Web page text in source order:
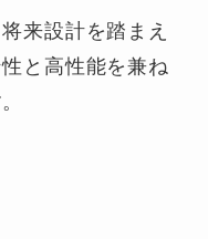
来設計を踏まえ
と高性能を兼ね